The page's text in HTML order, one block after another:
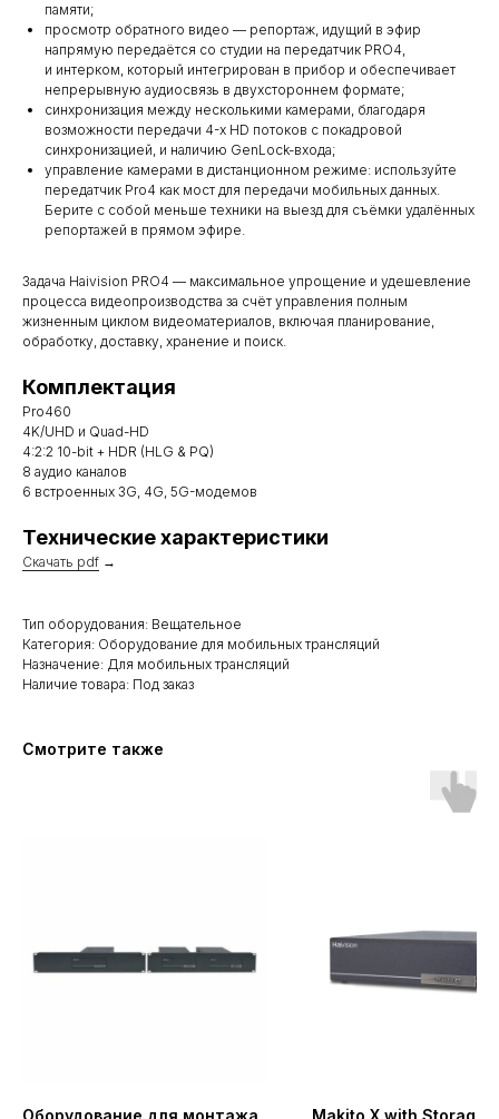
памяти;
просмотр обратного видео — репортаж, идущий в эфир
напрямую передаётся со студии на передатчик PRO4,
и интерком, который интегрирован в прибор и обеспечивает
непрерывную аудиосвязь в двухстороннем формате;
синхронизация между несколькими камерами, благодаря
возможности передачи 4-х HD потоков с покадровой
синхронизацией, и наличию GenLock-входа;
управление камерами в дистанционном режиме: используйте
передатчик Pro4 как мост для передачи мобильных данных.
Берите с собой меньше техники на выезд для съёмки удалённых
репортажей в прямом эфире.
Задача Haivision PRO4 — максимальное упрощение и удешевление
процесса видеопроизводства за счёт управления полным
жизненным циклом видеоматериалов, включая планирование,
обработку, доставку, хранение и поиск.
Комплектация
Pro460
4K/UHD и Quad-HD
4:2:2 10-bit + HDR (HLG & PQ)
8 аудио каналов
6 встроенных 3G, 4G, 5G-модемов
Технические характеристики
Скачать pdf →
Тип оборудования: Вещательное
Категория: Оборудование для мобильных трансляций
Назначение: Для мобильных трансляций
Наличие товара: Под заказ
Смотрите также
Оборудование для монтажа
Makito X with Storage